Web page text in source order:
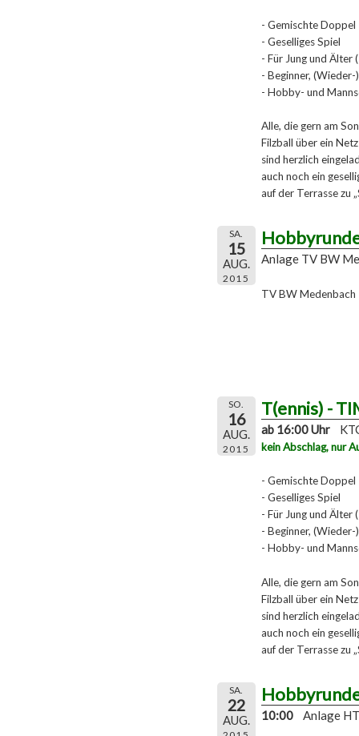
- Gemischte Doppel
- Geselliges Spiel
- Für Jung und Älter
- Beginner, (Wieder-
- Hobby- und
Alle, die gern am
Filzball über ein
sind herzlich
auch noch ein
auf der Terrasse zu
SA.
15
AUG.
2015
Anlage TV BW
TV BW
SO.
16
AUG.
2015
T(ennis) -
ab 16:00 Uhr
kein Abschlag, nur
- Gemischte Doppel
- Geselliges Spiel
- Für Jung und Älter
- Beginner, (Wieder-
- Hobby- und
Alle, die gern am
Filzball über ein
sind herzlich
auch noch ein
auf der Terrasse zu
SA.
22
AUG. 10:00 Anlage